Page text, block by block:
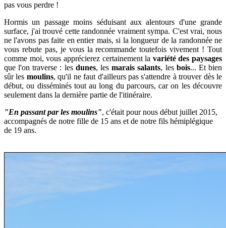
pas vous perdre !
Hormis un passage moins séduisant aux alentours d'une grande
surface, j'ai trouvé cette randonnée vraiment sympa. C'est vrai, nous
ne l'avons pas faite en entier mais, si la longueur de la randonnée ne
vous rebute pas, je vous la recommande toutefois vivement ! Tout
comme moi, vous apprécierez certainementla variété des paysages
que l'on traverse : les dunes, lesmarais salants, les bois... Et bien
sûr les moulins, qu'il ne faut d'ailleurs pas s'attendre à trouver dès le
début, ou disséminés tout au long du parcours, car on les découvre
seulement dans la dernière partie de l'itinéraire.
"En passant par les moulins", c'était pour nous début juillet 2015,
accompagnés de notre fille de 15 ans et de notre fils hémiplégique
de 19 ans.